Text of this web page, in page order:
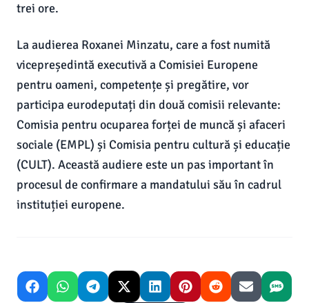
trei ore.
La audierea Roxanei Minzatu, care a fost numită
vicepreședintă executivă a Comisiei Europene
pentru oameni, competențe și pregătire, vor
participa eurodeputați din două comisii relevante:
Comisia pentru ocuparea forței de muncă și afaceri
sociale (EMPL) și Comisia pentru cultură și educație
(CULT). Această audiere este un pas important în
procesul de confirmare a mandatului său în cadrul
instituției europene.